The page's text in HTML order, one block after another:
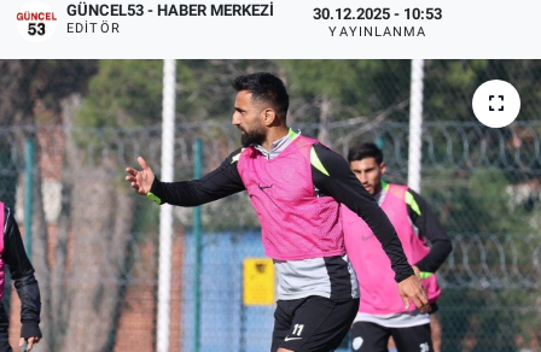
GÜNCEL53 - HABER MERKEZI
EDITÖR
30.12.2025 - 10:53
YAYINLANMA